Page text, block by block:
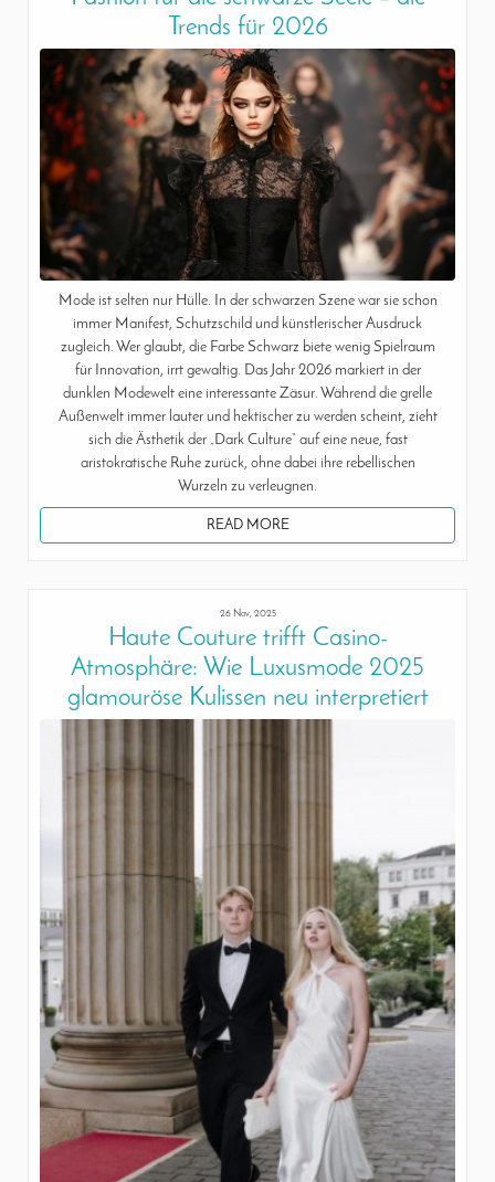
Trends für 2026
Mode ist selten nur Hülle. In der schwarzen Szene war sie schon
immer Manifest, Schutzschild und künstlerischer Ausdruck
zugleich. Wer glaubt, die Farbe Schwarz biete wenig Spielraum
für Innovation, irrt gewaltig. Das Jahr 2026 markiert in der
dunklen Modewelt eine interessante Zäsur. Während die grelle
Außenwelt immer lauter und hektischer zu werden scheint, zieht
sich die Ästhetik der „Dark Culture“ auf eine neue, fast
aristokratische Ruhe zurück, ohne dabei ihre rebellischen
Wurzeln zu verleugnen.
READ MORE
26 Nov, 2025
Haute Couture trifft Casino-
Atmosphäre: Wie Luxusmode 2025
glamouröse Kulissen neu interpretiert